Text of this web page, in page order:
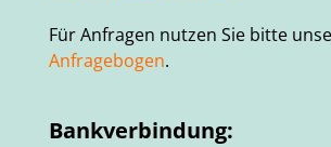
Für Anfragen nutzen Sie bitte
Anfragebogen.
Bankverbindung: